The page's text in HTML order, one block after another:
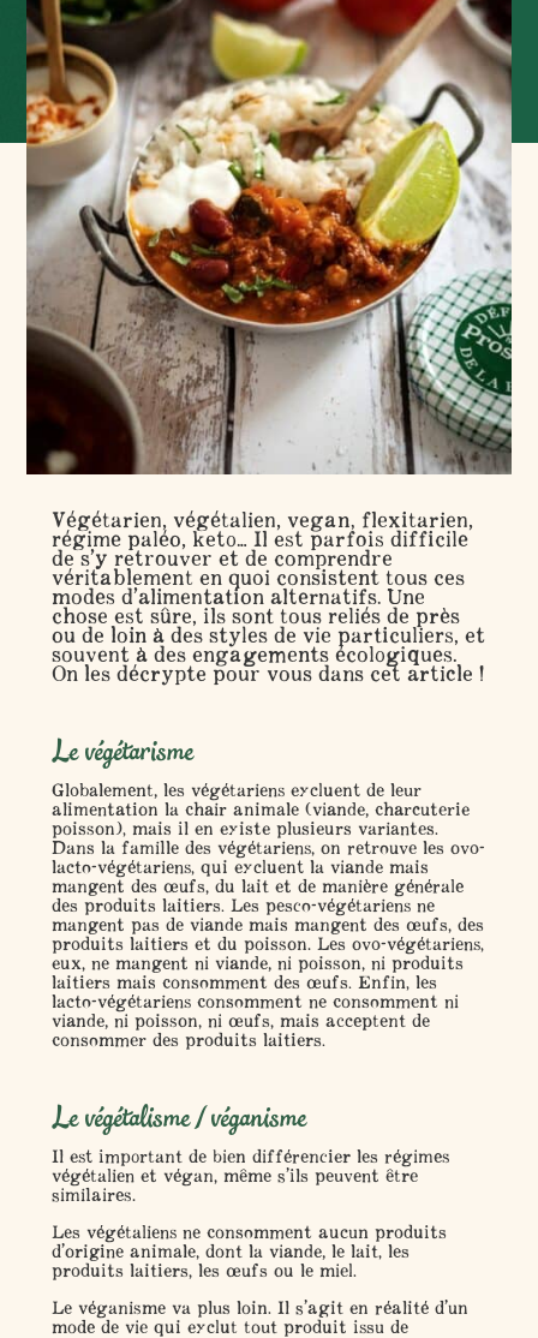
Végétarien, végétalien, vegan, flexitarien,
régime paléo, keto… Il est parfois difficile
de s’y retrouver et de comprendre
véritablement en quoi consistent tous ces
modes d’alimentation alternatifs. Une
chose est sûre, ils sont tous reliés de près
ou de loin à des styles de vie particuliers, et
souvent à des engagements écologiques.
On les décrypte pour vous dans cet article !
Le végétarisme
Globalement, les végétariens excluent de leur
alimentation la chair animale (viande, charcuterie
poisson), mais il en existe plusieurs variantes.
Dans la famille des végétariens, on retrouve les ovo-
lacto-végétariens, qui excluent la viande mais
mangent des œufs, du lait et de manière générale
des produits laitiers. Les pesco-végétariensne
mangent pas de viande mais mangent des œufs, des
produits laitiers et du poisson. Les ovo-végétariens,
eux, ne mangent ni viande, ni poisson, ni produits
laitiers mais consomment des œufs. Enfin, les
lacto-végétariensconsomment ne consomment ni
viande, ni poisson, ni œufs, mais acceptent de
consommer des produits laitiers.
Le végétalisme / véganisme
Il est important de bien différencier les régimes
végétalien et végan, même s’ils peuvent être
similaires.
Les végétaliensne consomment aucun produits
d’origine animale, dont la viande, le lait, les
produits laitiers, les œufs ou le miel.
Le véganismeva plus loin. Il s’agit en réalité d’un
mode de vie qui exclut tout produit issu de